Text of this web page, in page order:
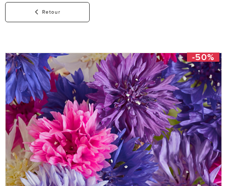
Retour
-50%